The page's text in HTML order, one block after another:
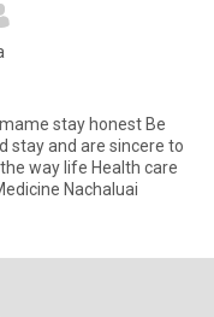
stay honest Be
stay and are sincere to
way life Health care
Nachaluai